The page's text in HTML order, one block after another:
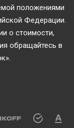
положениями
Федерации.
о стоимости,
обращайтесь в